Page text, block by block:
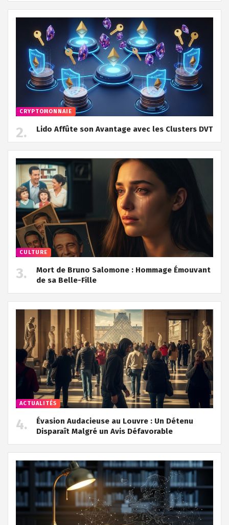
CRYPTOMONNAIE
Lido Affûte son Avantage avec les Clusters DVT
CULTURE
Mort de Bruno Salomone : Hommage Émouvant
de sa Belle-Fille
ACTUALITÉS
Évasion Audacieuse au Louvre : Un Détenu
Disparaît Malgré un Avis Défavorable